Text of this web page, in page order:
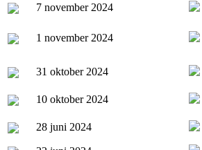
7 november 2024
1 november 2024
31 oktober 2024
10 oktober 2024
28 juni 2024